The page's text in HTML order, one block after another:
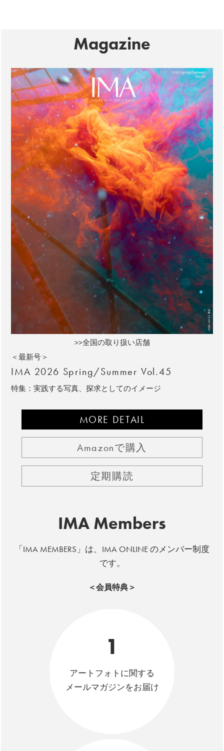
Magazine
>>全国の取り扱い店舗
＜最新号＞
IMA 2026 Spring/Summer Vol.45
特集：実践する写真、探求としてのイメージ
MORE DETAIL
Amazonで購入
定期購読
IMA Members
「IMA MEMBERS」は、IMA ONLINE のメンバー制度
です。
＜会員特典＞
1
アートフォトに関する
メールマガジンをお届け